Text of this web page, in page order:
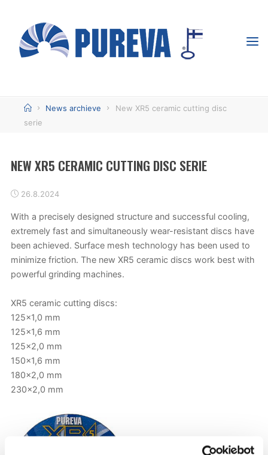
content
PUREVA -
HomeNews archieve
New XR5 ceramic cutting disc
serie
NEW XR5 CERAMIC CUTTING DISC SERIE
26.8.2024
With a precisely designed structure and successful cooling,
extremely fast and simultaneously wear-resistant discs have
been achieved. Surface mesh technology has been used to
minimize friction. The new XR5 ceramic discs work best with
powerful grinding machines.
XR5 ceramic cutting discs:
125×1,0 mm
125×1,6 mm
125×2,0 mm
150×1,6 mm
180×2,0 mm
230×2,0 mm